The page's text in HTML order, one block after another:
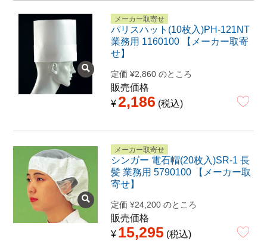
メーカー取寄せ
パリスハット(10枚入)PH-121NT
業務用 1160100 【メーカー取寄
せ】
定価 ¥2,860 のところ
販売価格
¥2,186 税込
メーカー取寄せ
シンガー 電石帽(20枚入)SR-1 長
髪 業務用 5790100 【メーカー取
寄せ】
定価 ¥24,200 のところ
販売価格
¥ 15,295 税込